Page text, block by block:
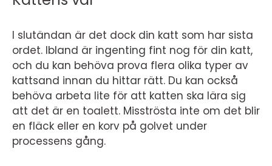
I slutändan är det dock din katt som har sista
ordet. Ibland är ingenting fint nog för din katt,
och du kan behöva prova flera olika typer av
kattsand innan du hittar rätt. Du kan också
behöva arbeta lite för att katten ska lära sig
att det är en toalett. Misströsta inte om det blir
en fläck eller en korv på golvet under
processens gång.